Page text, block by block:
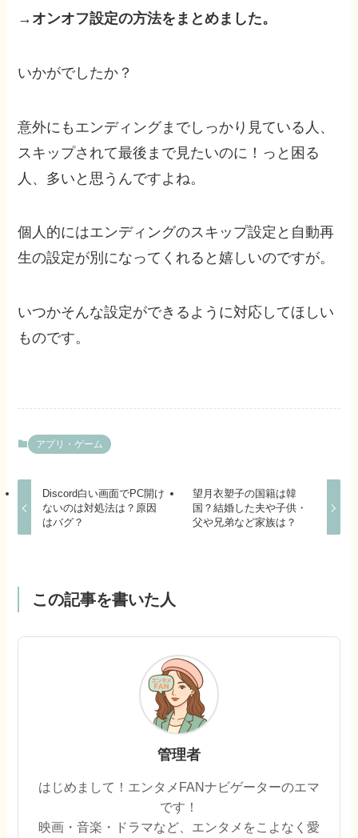
→ オンオフ設定の方法をまとめました。
いかがでしたか？
意外にもエンディングまでしっかり見ている人、
スキップされて最後まで見たいのに！っと困る
人、多いと思うんですよね。
個人的にはエンディングのスキップ設定と自動再
生の設定が別になってくれると嬉しいのですが。
いつかそんな設定ができるように対応してほしい
ものです。
アプリ・ゲーム
Discord白い画面でPC開け
ないのは対処法は？原因
はバグ？
望月衣塑子の国籍は韓
国？結婚した夫や子供・
父や兄弟など家族は？
この記事を書いた人
管理者
はじめまして！エンタメFANナビゲーターのエマ
です！
映画・音楽・ドラマなど、エンタメをこよなく愛